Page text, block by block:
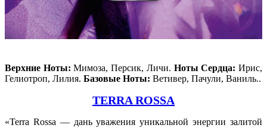
Верхние Ноты: Мимоза, Персик, Личи. Ноты Сердца:Ирис,
Гелиотроп, Лилия. Базовые Ноты: Ветивер, Пачули, Ваниль..
TERRA ROSSA
«Terra Rossa — дань уважения уникальной энергии залитой